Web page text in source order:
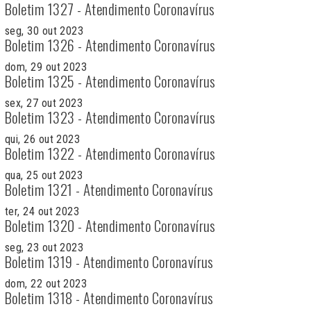
Boletim 1327 - Atendimento Coronavírus
seg, 30 out 2023
Boletim 1326 - Atendimento Coronavírus
dom, 29 out 2023
Boletim 1325 - Atendimento Coronavírus
sex, 27 out 2023
Boletim 1323 - Atendimento Coronavírus
qui, 26 out 2023
Boletim 1322 - Atendimento Coronavírus
qua, 25 out 2023
Boletim 1321 - Atendimento Coronavírus
ter, 24 out 2023
Boletim 1320 - Atendimento Coronavírus
seg, 23 out 2023
Boletim 1319 - Atendimento Coronavírus
dom, 22 out 2023
Boletim 1318 - Atendimento Coronavírus